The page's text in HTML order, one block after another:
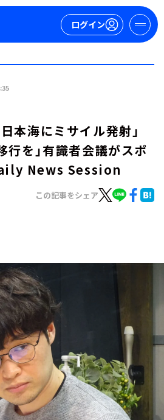
ログイン
本海にミサイル発射」
行を」有識者会議がスポ
News Session
この記事をシェア